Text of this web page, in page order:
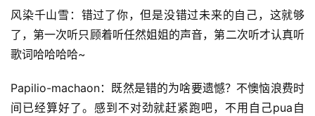
风染千山雪：错过了你，但是没错过未来的自己，这就够
了，第一次听只顾着听任然姐姐的声音，第二次听才认真听
歌词哈哈哈哈~
Papilio-machaon：既然是错的为啥要遗憾？不懊恼浪费时
间已经算好了。感到不对劲就赶紧跑吧，不用自己pua自